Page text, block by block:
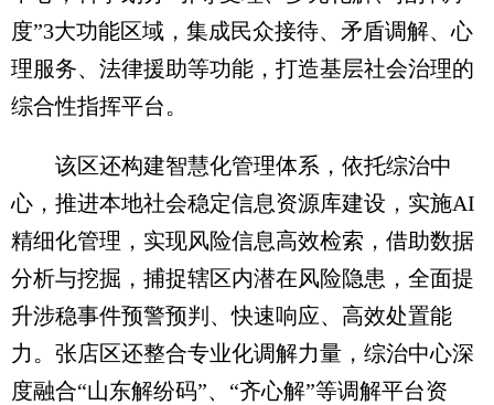
度”3大功能区域，集成民众接待、矛盾调解、心
理服务、法律援助等功能，打造基层社会治理的
综合性指挥平台。
该区还构建智慧化管理体系，依托综治中
心，推进本地社会稳定信息资源库建设，实施AI
精细化管理，实现风险信息高效检索，借助数据
分析与挖掘，捕捉辖区内潜在风险隐患，全面提
升涉稳事件预警预判、快速响应、高效处置能
力。张店区还整合专业化调解力量，综治中心深
度融合“山东解纷码”、“齐心解”等调解平台资